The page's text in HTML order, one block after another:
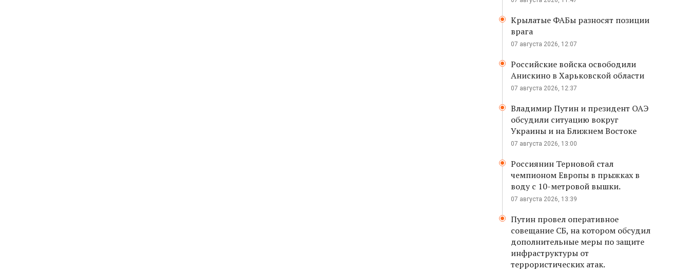
Крылатые ФАБы разносят позиции
врага
07 августа 2026, 12:07
Российские войска освободили
Анискино в Харьковской области
07 августа 2026, 12:37
Владимир Путин и президент ОАЭ
обсудили ситуацию вокруг
Украины и на Ближнем Востоке
07 августа 2026, 13:00
Россиянин Терновой стал
чемпионом Европы в прыжках в
воду с 10-метровой вышки.
07 августа 2026, 13:39
Путин провел оперативное
совещание СБ, на котором обсудил
дополнительные меры по защите
инфраструктуры от
террористических атак.